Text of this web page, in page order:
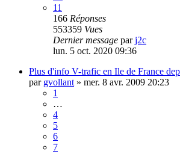
11
166 Réponses
553359 Vues
Dernier message parj2c
lun. 5 oct. 2020 09:36
Plus d'info V-trafic en Ile de France
par gvollant » mer. 8 avr. 2009 20:23
1
…
4
5
6
7